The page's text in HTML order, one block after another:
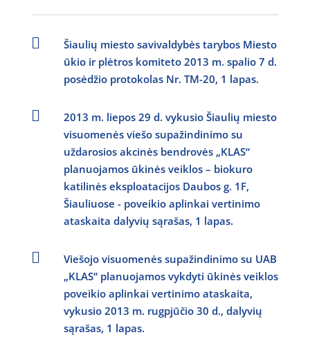

Šiaulių miesto savivaldybės tarybos Miesto
ūkio ir plėtros komiteto 2013 m. spalio 7 d.
posėdžio protokolas Nr. TM-20, 1 lapas.

2013 m. liepos 29 d. vykusio Šiaulių miesto
visuomenės viešo supažindinimo su
uždarosios akcinės bendrovės „KLAS“
planuojamos ūkinės veiklos – biokuro
katilinės eksploatacijos Daubos g. 1F,
Šiauliuose - poveikio aplinkai vertinimo
ataskaita dalyvių sąrašas, 1 lapas.

Viešojo visuomenės supažindinimo su UAB
„KLAS“ planuojamos vykdyti ūkinės veiklos
poveikio aplinkai vertinimo ataskaita,
vykusio 2013 m. rugpjūčio 30 d., dalyvių
sąrašas, 1 lapas.